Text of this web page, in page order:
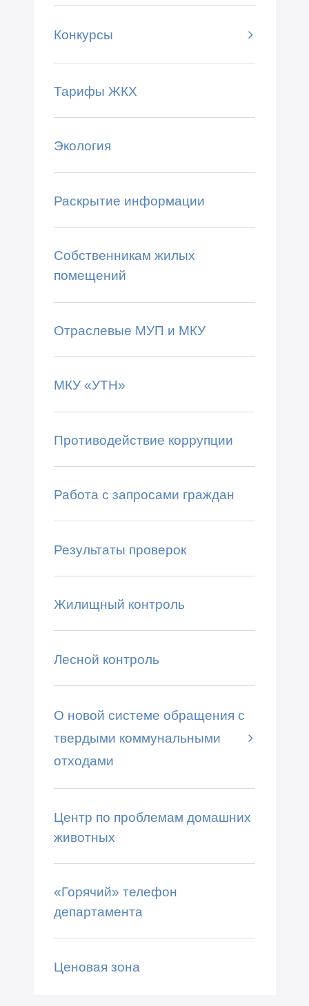
Конкурсы
Тарифы ЖКХ
Экология
Раскрытие информации
Собственникам жилых
помещений
Отраслевые МУП и МКУ
МКУ «УТН»
Противодействие коррупции
Работа с запросами граждан
Результаты проверок
Жилищный контроль
Лесной контроль
О новой системе обращения с
твердыми коммунальными
отходами
Центр по проблемам домашних
животных
«Горячий» телефон
департамента
Ценовая зона